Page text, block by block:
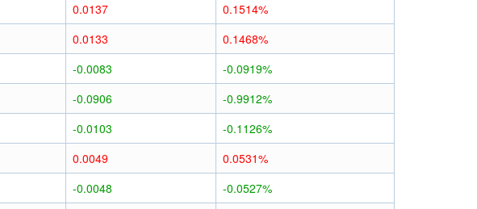
0.0137
0.1514%
0.0133
0.1468%
-0.0083
-0.0919%
-0.0906
-0.9912%
-0.0103
-0.1126%
0.0049
0.0531%
-0.0048
-0.0527%